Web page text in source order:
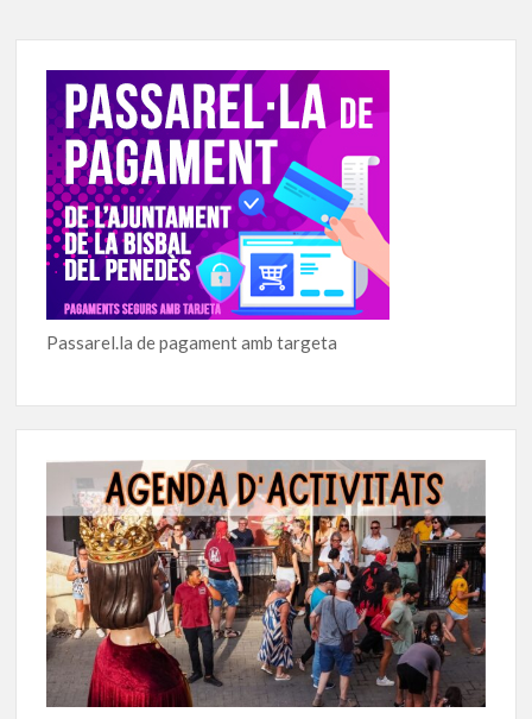
Passarel.la de pagament amb targeta